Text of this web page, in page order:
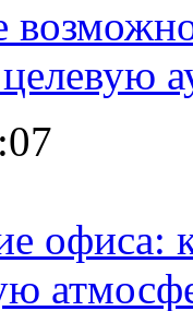
офиса: